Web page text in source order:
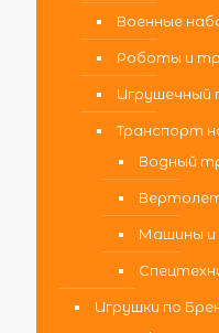
Военные
Роботы и
Транспорт
Водный
Машины и
Игрушки по